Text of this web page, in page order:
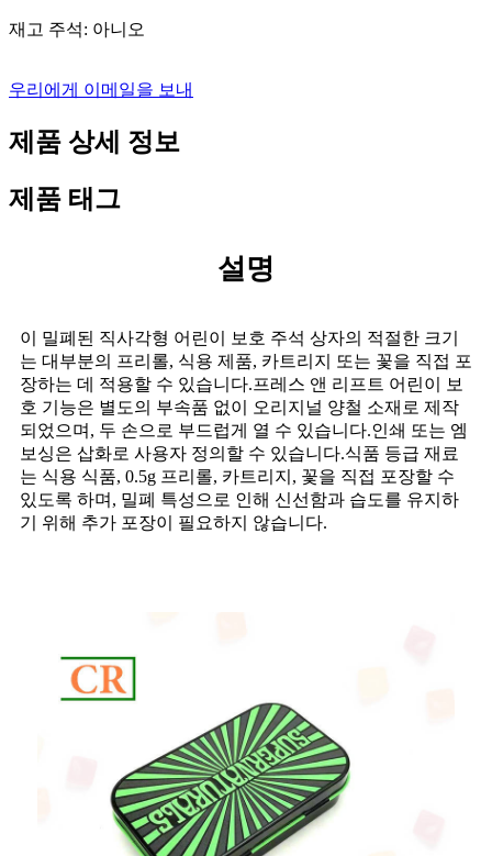
재고 주석: 아니오
우리에게 이메일을 보내
제품 상세 정보
제품 태그
설명
이 밀폐된 직사각형 어린이 보호 주석 상자의 적절한 크기
는 대부분의 프리롤, 식용 제품, 카트리지 또는 꽃을 직접 포
장하는 데 적용할 수 있습니다.프레스 앤 리프트 어린이 보
호 기능은 별도의 부속품 없이 오리지널 양철 소재로 제작
되었으며, 두 손으로 부드럽게 열 수 있습니다.인쇄 또는 엠
보싱은 삽화로 사용자 정의할 수 있습니다.식품 등급 재료
는 식용 식품, 0.5g 프리롤, 카트리지, 꽃을 직접 포장할 수
있도록 하며, 밀폐 특성으로 인해 신선함과 습도를 유지하
기 위해 추가 포장이 필요하지 않습니다.